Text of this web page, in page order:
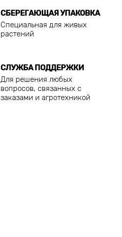
СБЕРЕГАЮЩАЯ УПАКОВКА
Специальная для живых
растений
СЛУЖБА ПОДДЕРЖКИ
Для решения любых
вопросов, связанных с
заказами и агротехникой